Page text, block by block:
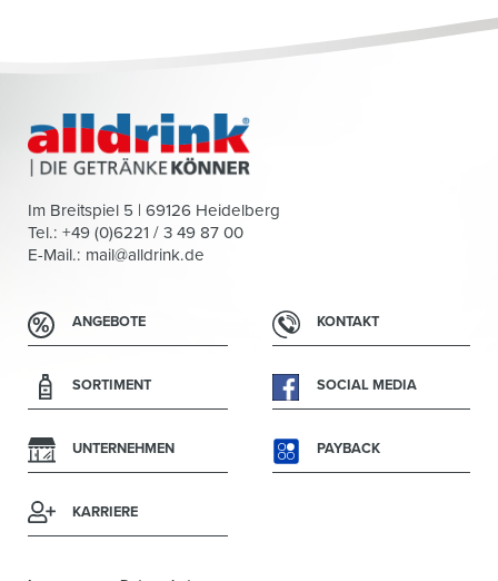
Im Breitspiel 5 | 69126 Heidelberg
Tel.: +49 (0)6221 / 3 49 87 00
E-Mail.: mail@alldrink.de
ANGEBOTE
SORTIMENT
UNTERNEHMEN
KARRIERE
KONTAKT
SOCIAL MEDIA
PAYBACK